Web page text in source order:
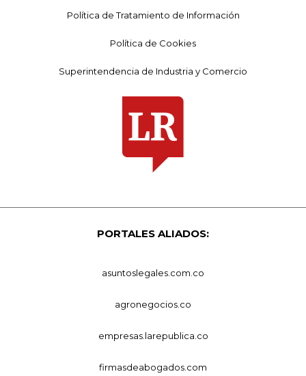
Política de Tratamiento de Información
Política de Cookies
Superintendencia de Industria y Comercio
PORTALES ALIADOS:
asuntoslegales.com.co
agronegocios.co
empresas.larepublica.co
firmasdeabogados.com